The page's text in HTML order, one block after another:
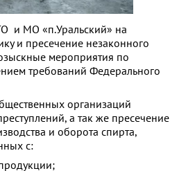
и МО «п.Уральский» на
и пресечение незаконного
мероприятия по
требований Федерального
организаций
а так же пресечение
и оборота спирта,
с: